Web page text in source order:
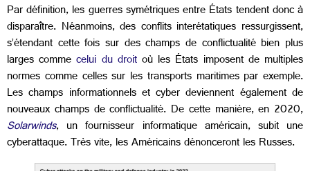
Par définition, les guerres symétriques entre États tendent donc à
disparaître. Néanmoins, des conflits interétatiques ressurgissent,
s’étendant cette fois sur des champs de conflictualité bien plus
larges commecelui du droitoù les États imposent de multiples
normes comme celles sur les transports maritimes par exemple.
Les champs informationnels et cyber deviennent également de
nouveaux champs de conflictualité. De cette manière, en 2020,
Solarwinds, un fournisseur informatique américain, subit une
cyberattaque. Très vite, les Américains dénonceront les Russes.